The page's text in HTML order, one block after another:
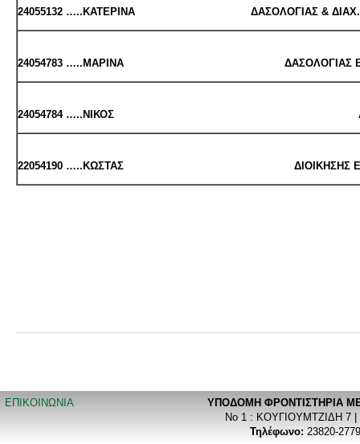
24055132 …..ΚΑ­ΤΕ­ΡΙ­ΝΑ ΔΑ­ΣΟ­ΛΟ­ΓΙΑΣ & ΔΙΑΧ. ΠΕΡ.
24054783 …..ΜΑ­ΡΙ­ΝΑ ΔΑ­ΣΟ­ΛΟ­ΓΙΑΣ
24054784 …..ΝΙΚΟΣ ΑΓΡΟ­ΤΙ­ΚΗΣ
22054190 …..ΚΩ­ΣΤΑΣ ΔΙΟΙ­ΚΗ­ΣΗΣ
ΕΠΙΚΟΙΝΩΝΙΑ
ΥΠΟΔΟΜΗ ΦΡΟΝΤΙΣΤΗΡΙA
Νο 1 : ΚΟΥΓΙΟΥΜΤΖΙΔΗ 7
Τηλέφωνο: 23820-